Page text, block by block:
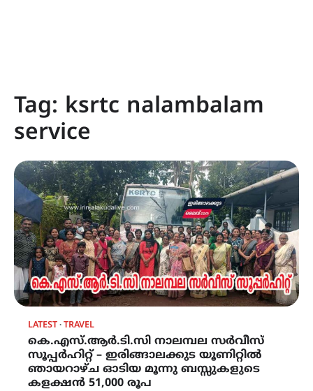
Tag: ksrtc nalambalam
service
LATEST TRAVEL
കെ.എസ്.ആർ.ടി.സി നാലമ്പല സർവീസ്
സൂപ്പർഹിറ്റ് – ഇരിങ്ങാലക്കുട യൂണിറ്റിൽ
ഞായറാഴ്ച ഓടിയ മൂന്നു ബസ്സുകളുടെ
കളക്ഷൻ 51,000 രൂപ